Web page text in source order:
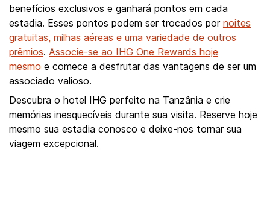
benefícios exclusivos e ganhará pontos em cada
estadia. Esses pontos podem ser trocados por noites
gratuitas, milhas aéreas e uma variedade de outros
prêmios. Associe-se ao IHG One Rewards hoje
mesmo e comece a desfrutar das vantagens de ser um
associado valioso.
Descubra o hotel IHG perfeito na Tanzânia e crie
memórias inesquecíveis durante sua visita. Reserve hoje
mesmo sua estadia conosco e deixe-nos tornar sua
viagem excepcional.